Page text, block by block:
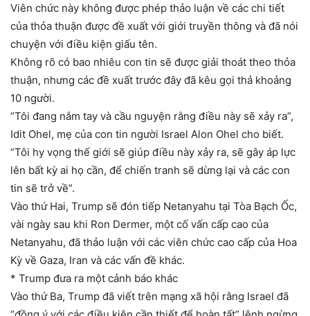
Viên chức này không được phép thảo luận về các chi tiết
của thỏa thuận được đề xuất với giới truyền thông và đã nói
chuyện với điều kiện giấu tên.
Không rõ có bao nhiêu con tin sẽ được giải thoát theo thỏa
thuận, nhưng các đề xuất trước đây đã kêu gọi thả khoảng
10 người.
“Tôi đang nắm tay và cầu nguyện rằng điều này sẽ xảy ra”,
Idit Ohel, mẹ của con tin người Israel Alon Ohel cho biết.
“Tôi hy vọng thế giới sẽ giúp điều này xảy ra, sẽ gây áp lực
lên bất kỳ ai họ cần, để chiến tranh sẽ dừng lại và các con
tin sẽ trở về”.
Vào thứ Hai, Trump sẽ đón tiếp Netanyahu tại Tòa Bạch Ốc,
vài ngày sau khi Ron Dermer, một cố vấn cấp cao của
Netanyahu, đã thảo luận với các viên chức cao cấp của Hoa
Kỳ về Gaza, Iran và các vấn đề khác.
* Trump đưa ra một cảnh báo khác
Vào thứ Ba, Trump đã viết trên mạng xã hội rằng Israel đã